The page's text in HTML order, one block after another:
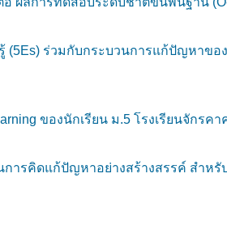
(5Es) ร่วมกับกระบวนการแก้ปัญหาขอ
ของนักเรียน ม.5 โรงเรียนจักรค
ารคิดแก้ปัญหาอย่างสร้างสรรค์ สำห